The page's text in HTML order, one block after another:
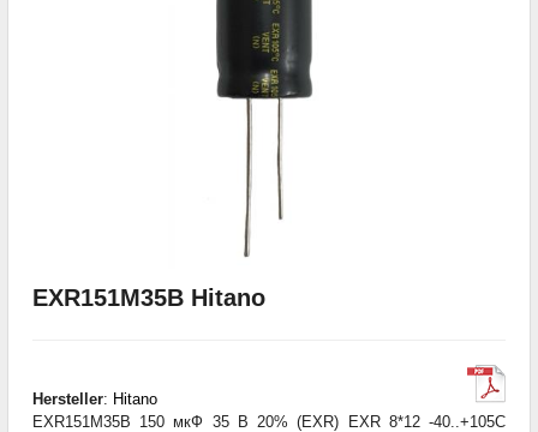
EXR151M35B Hitano
Hersteller: Hitano
EXR151M35B 150 мкФ 35 В 20% (EXR) EXR 8*12 -40..+105C